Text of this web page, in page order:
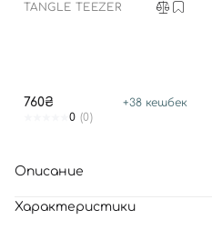
TANGLE TEEZER
760₴ +38 кешбек
0 (0)
Описание
Характеристики